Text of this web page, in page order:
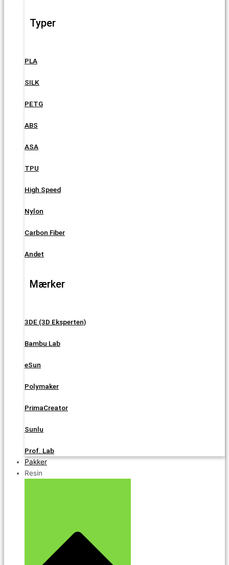
Typer
PLA
SILK
PETG
ABS
ASA
TPU
High Speed
Nylon
Carbon Fiber
Andet
Mærker
3DE (3D Eksperten)
Bambu Lab
eSun
Polymaker
PrimaCreator
Sunlu
Prof. Lab
Pakker
Resin